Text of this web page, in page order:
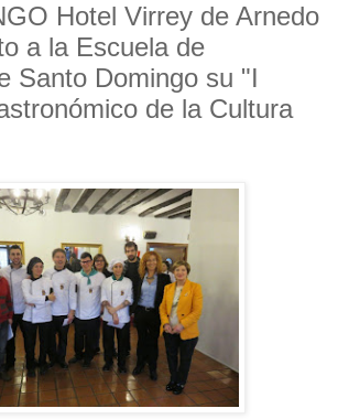
Hotel Virrey de Arnedo
a la Escuela de
Santo Domingo su "I
de la Cultura